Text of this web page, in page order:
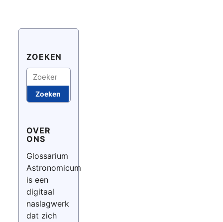
ZOEKEN
Zoeken
Zoeken
OVER
ONS
Glossarium
Astronomicum
is een
digitaal
naslagwerk
dat zich